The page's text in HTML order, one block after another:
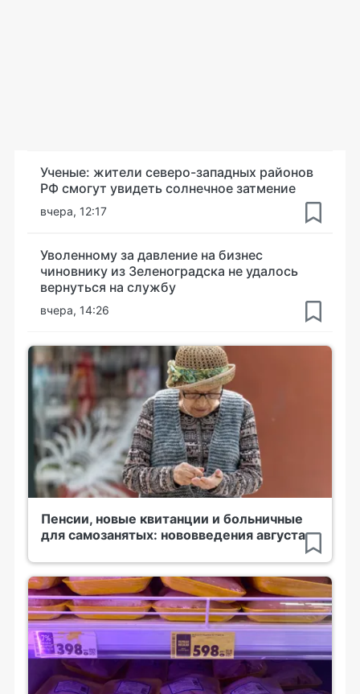
Ученые: жители северо-западных районов
РФ смогут увидеть солнечное затмение
вчера, 12:17
Уволенному за давление на бизнес
чиновнику из Зеленоградска не удалось
вернуться на службу
вчера, 14:26
Пенсии, новые квитанции и больничные
для самозанятых: нововведения августа